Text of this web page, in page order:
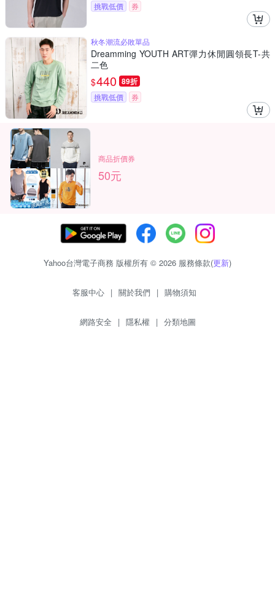
挑戰低價 券
秋冬潮流必敗單品
Dreamming YOUTH ART彈力休閒圓領長T-共
二色
$440 89折
挑戰低價 券
商品折價券
50元
Yahoo台灣電子商務 版權所有 © 2026 服務條款(更新)
客服中心 | 關於我們 | 購物須知
網路安全 | 隱私權 | 分類地圖